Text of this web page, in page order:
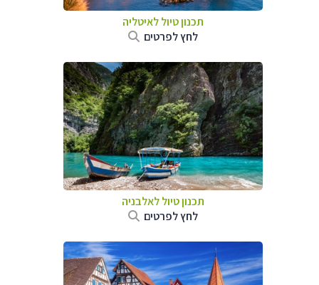
תכנון טיול לאיטליה
לחץ לפרטים
תכנון טיול לאלבניה
לחץ לפרטים